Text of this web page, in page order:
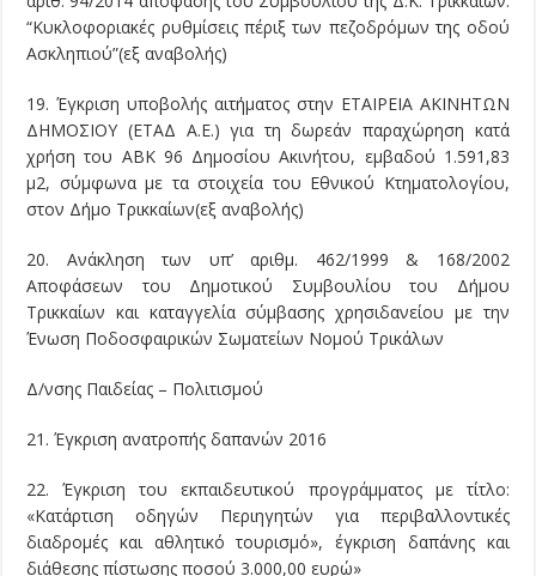
“Κυκλοφοριακές ρυθμίσεις πέριξ των πεζοδρόμων της οδού
Ασκληπιού”(εξ αναβολής)
19. Έγκριση υποβολής αιτήματος στην ΕΤΑΙΡΕΙΑ ΑΚΙΝΗΤΩΝ
ΔΗΜΟΣΙΟΥ (ΕΤΑΔ Α.Ε.) για τη δωρεάν παραχώρηση κατά
χρήση του ΑΒΚ 96 Δημοσίου Ακινήτου, εμβαδού 1.591,83
μ2, σύμφωνα με τα στοιχεία του Εθνικού Κτηματολογίου,
στον Δήμο Τρικκαίων(εξ αναβολής)
20. Ανάκληση των υπ’ αριθμ. 462/1999 & 168/2002
Αποφάσεων του Δημοτικού Συμβουλίου του Δήμου
Τρικκαίων και καταγγελία σύμβασης χρησιδανείου με την
Ένωση Ποδοσφαιρικών Σωματείων Νομού Τρικάλων
Δ/νσης Παιδείας – Πολιτισμού
21. Έγκριση ανατροπής δαπανών 2016
22. Έγκριση του εκπαιδευτικού προγράμματος με τίτλο:
«Κατάρτιση οδηγών Περιηγητών για περιβαλλοντικές
διαδρομές και αθλητικό τουρισμό», έγκριση δαπάνης και
διάθεσης πίστωσης ποσού 3.000,00 ευρώ»